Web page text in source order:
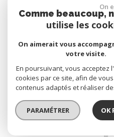
© 2026 | Tous droits réservés
Plan du site Mentions légales
On
Comme beaucoup,
utilise les
On aimerait vous
votre visite.
En poursuivant, vous acceptez
cookies par ce site, afin de
contenus adaptés et réaliser
PARAMÉTRER OK